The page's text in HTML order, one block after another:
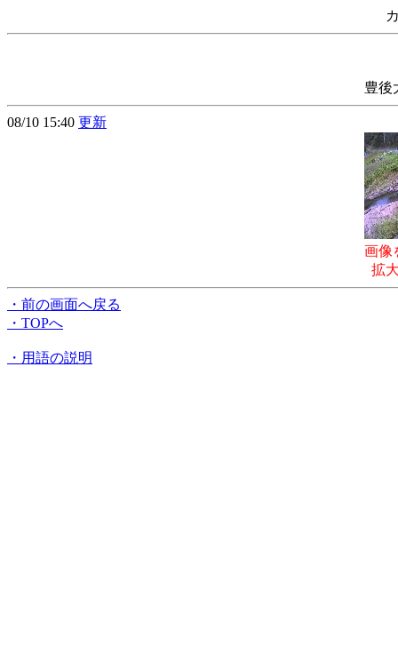
豊
08/10 15:40 更新
画像
拡
・前の画面へ戻る
・TOPへ
・用語の説明